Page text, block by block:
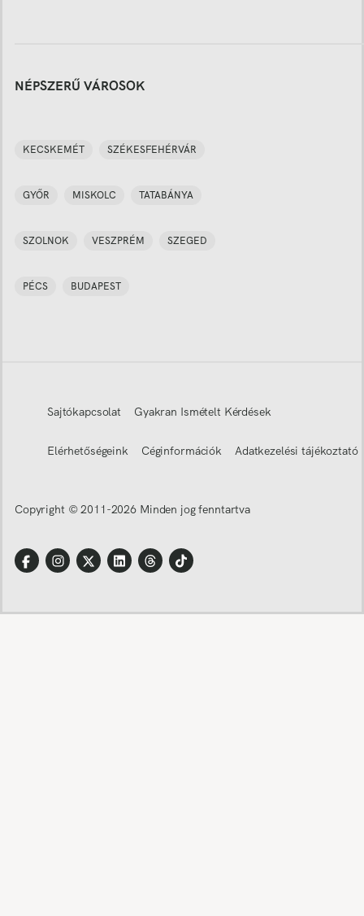
NÉPSZERŰ VÁROSOK
KECSKEMÉT SZÉKESFEHÉRVÁR
GYŐR MISKOLC TATABÁNYA
SZOLNOK VESZPRÉM SZEGED
PÉCS BUDAPEST
Sajtókapcsolat Gyakran Ismételt Kérdések
Elérhetőségeink Céginformációk Adatkezelési tájékoztató
Copyright © 2011-2026 Minden jog fenntartva